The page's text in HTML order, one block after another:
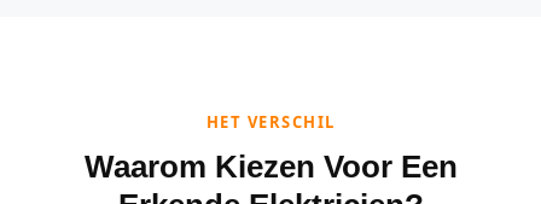
HET VERSCHIL
Waarom Kiezen Voor Een